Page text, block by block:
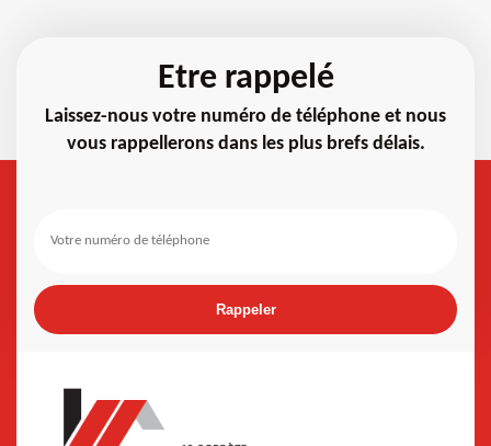
Etre rappelé
Laissez-nous votre numéro de téléphone et nous
vous rappellerons dans les plus brefs délais.